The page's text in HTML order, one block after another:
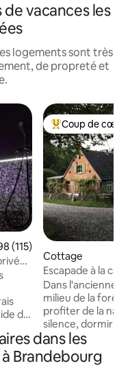
vacances les
logements sont très
de propreté et
moyenne sur la
(115)
de
et
de
Coups de cœur
Coup de cœur
Cottage
Escapade à la
« Forsthaus Hohe
Dans l'ancienne
milieu de la forêt,
profiter de la
silence, dormir
les batteries. Des
campagne à l'état pur ! Tu
maison et tu es
dans les
Brandebourg